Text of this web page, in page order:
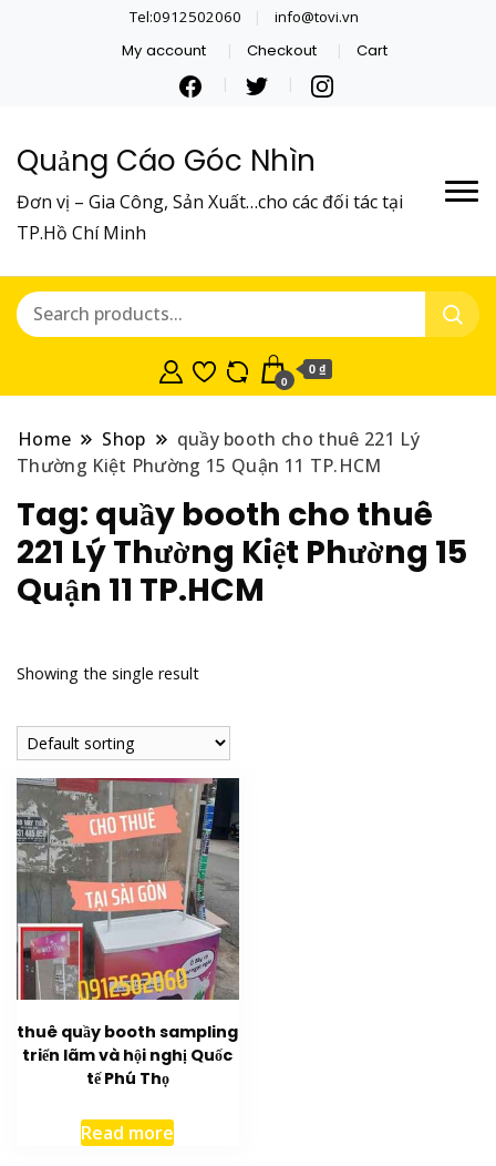
Tel:0912502060 info@tovi.vn
My account Checkout Cart
Quảng Cáo Góc Nhìn
Đơn vị – Gia Công, Sản Xuất…cho các đối tác tại
TP.Hồ Chí Minh
0
0 ₫
Home Shop
quầy booth cho thuê 221 Lý
Thường Kiệt Phường 15 Quận 11 TP.HCM
Tag: quầy booth cho thuê
221 Lý Thường Kiệt Phường 15
Quận 11 TP.HCM
Showing the single result
thuê quầy booth sampling
triển lãm và hội nghị Quốc
tế Phú Thọ
Read more